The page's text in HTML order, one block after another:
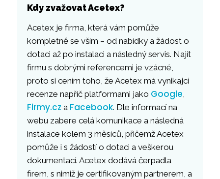
Kdy zvažovat Acetex?
Acetex je firma, která vám pomůže
kompletně se vším – od nabídky a žádost o
dotaci až po instalaci a následný servis. Najít
firmu s dobrými referencemi je vzácné,
proto si cením toho, že Acetex má vynikajcí
recenze napříč platformami jako Google
Firmy.cz a Facebook. Dle informací na
webu zabere celá komunikace a následná
instalace kolem 3 měsíců, přičemž Acetex
pomůže i s žádostí o dotaci a veškerou
dokumentací. Acetex dodává čerpadla
firem, s nimiž je certifikovaným partnerem, a